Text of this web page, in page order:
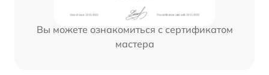
Вы можете ознакомиться с сертификатом
мастера